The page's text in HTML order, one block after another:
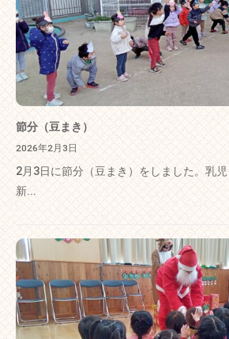
節分（豆まき）
2026年2月3日
2月3日に節分（豆まき）をしました。乳
新...